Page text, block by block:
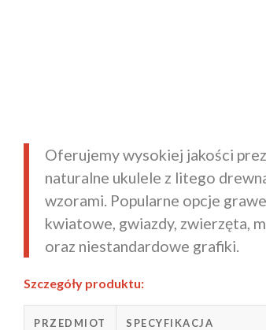
Oferujemy wysokiej jakości
naturalne ukulele z litego
wzorami. Popularne opcje
kwiatowe, gwiazdy, zwierzęta,
oraz niestandardowe grafiki.
Szczegóły produktu:
PRZEDMIOT SPECYFIKACJA